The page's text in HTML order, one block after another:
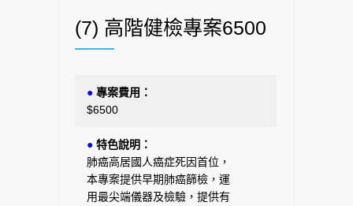
(7) 高階健檢專案6500
● 專案費用：
$6500
● 特色說明：
肺癌高居國人癌症死因首位，
本專案提供早期肺癌篩檢，運
用最尖端儀器及檢驗，提供有